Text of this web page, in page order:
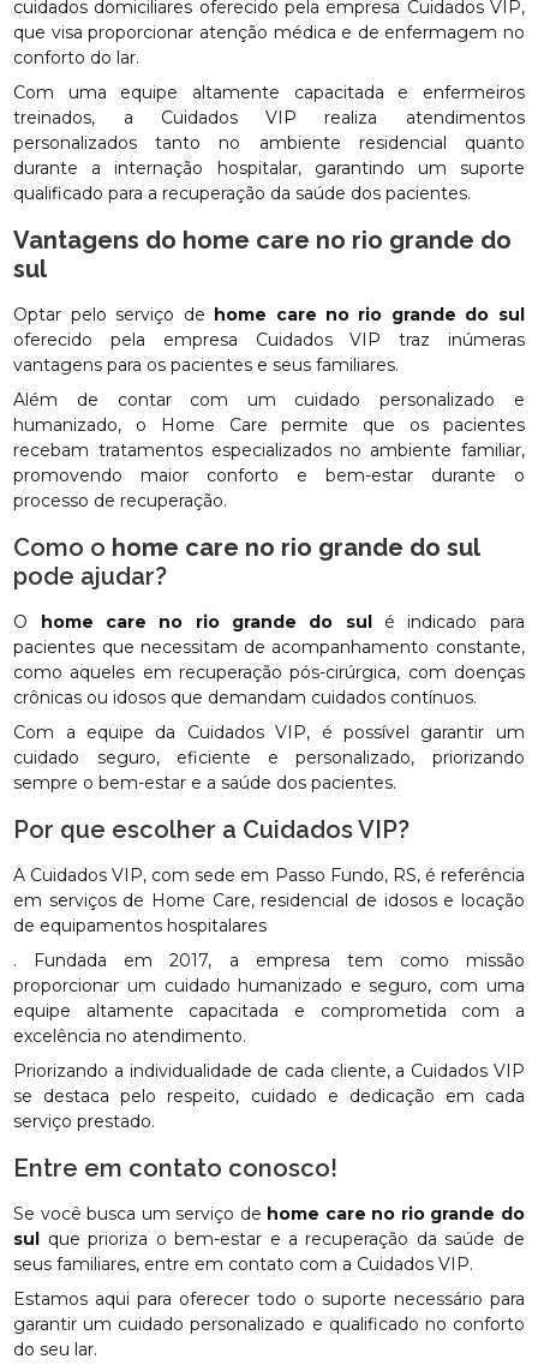
cuidados domiciliares oferecido pela empresa Cuidados VIP,
que visa proporcionar atenção médica e de enfermagem no
conforto do lar.
Com uma equipe altamente capacitada e enfermeiros
treinados, a Cuidados VIP realiza atendimentos
personalizados tanto no ambiente residencial quanto
durante a internação hospitalar, garantindo um suporte
qualificado para a recuperação da saúde dos pacientes.
Vantagens do home care no rio grande do
sul
Optar pelo serviço de home care no rio grande do sul
oferecido pela empresa Cuidados VIP traz inúmeras
vantagens para os pacientes e seus familiares.
Além de contar com um cuidado personalizado e
humanizado, o Home Care permite que os pacientes
recebam tratamentos especializados no ambiente familiar,
promovendo maior conforto e bem-estar durante o
processo de recuperação.
Como o home care no rio grande do sul
pode ajudar?
O home care no rio grande do sulé indicado para
pacientes que necessitam de acompanhamento constante,
como aqueles em recuperação pós-cirúrgica, com doenças
crônicas ou idosos que demandam cuidados contínuos.
Com a equipe da Cuidados VIP, é possível garantir um
cuidado seguro, eficiente e personalizado, priorizando
sempre o bem-estar e a saúde dos pacientes.
Por que escolher a Cuidados VIP?
A Cuidados VIP, com sede em Passo Fundo, RS, é referência
em serviços de Home Care, residencial de idosos e locação
de equipamentos hospitalares
. Fundada em 2017, a empresa tem como missão
proporcionar um cuidado humanizado e seguro, com uma
equipe altamente capacitada e comprometida com a
excelência no atendimento.
Priorizando a individualidade de cada cliente, a Cuidados VIP
se destaca pelo respeito, cuidado e dedicação em cada
serviço prestado.
Entre em contato conosco!
Se você busca um serviço de home care no rio grande do
sul que prioriza o bem-estar e a recuperação da saúde de
seus familiares, entre em contato com a Cuidados VIP.
Estamos aqui para oferecer todo o suporte necessário para
garantir um cuidado personalizado e qualificado no conforto
do seu lar.